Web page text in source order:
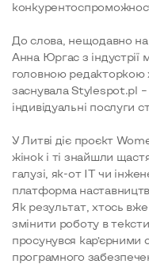
До слова, нещодавно на
Анна Юргас з
головною редакторкою
заснувала Stylespot.pl
індивідуальні послуги
У Литві діє проєкт
жінок і ті знайшли
галузі, як-от ІТ чи
платформа
Як результат, хтось
змінити роботу в
просунувся кар’єрними
програмного